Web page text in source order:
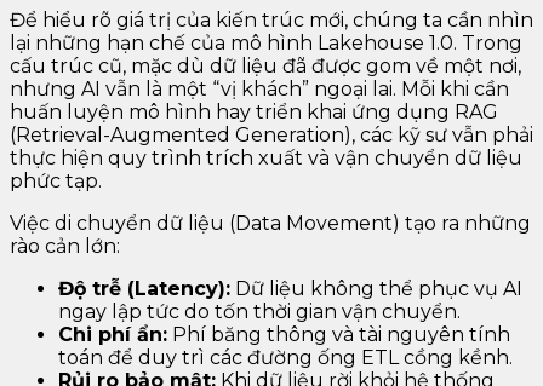
Để hiểu rõ giá trị của kiến trúc mới, chúng ta cần nhìn
lại những hạn chế của mô hình Lakehouse 1.0. Trong
cấu trúc cũ, mặc dù dữ liệu đã được gom về một nơi,
nhưng AI vẫn là một “vị khách” ngoại lai. Mỗi khi cần
huấn luyện mô hình hay triển khai ứng dụng RAG
(Retrieval-Augmented Generation), các kỹ sư vẫn phải
thực hiện quy trình trích xuất và vận chuyển dữ liệu
phức tạp.
Việc di chuyển dữ liệu (Data Movement) tạo ra những
rào cản lớn:
Độ trễ (Latency): Dữ liệu không thể phục vụ AI
ngay lập tức do tốn thời gian vận chuyển.
Chi phí ẩn: Phí băng thông và tài nguyên tính
toán để duy trì các đường ống ETL cồng kềnh.
Rủi ro bảo mật: Khi dữ liệu rời khỏi hệ thống